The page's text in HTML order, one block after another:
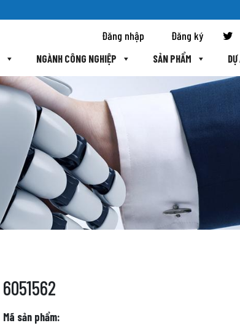
Đăng nhập Đăng ký
NGÀNH CÔNG NGHIỆP SẢN PHẨM
6051562
Mã sản phẩm: